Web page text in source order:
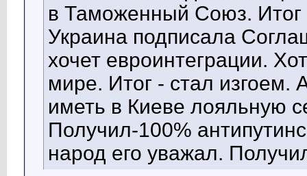
в Таможенный Союз. Итог
Украина подписала
хочет евроинтеграции.
мире. Итог - стал изгоем.
иметь в Киеве лояльную
Получил-100%
народ его уважал.